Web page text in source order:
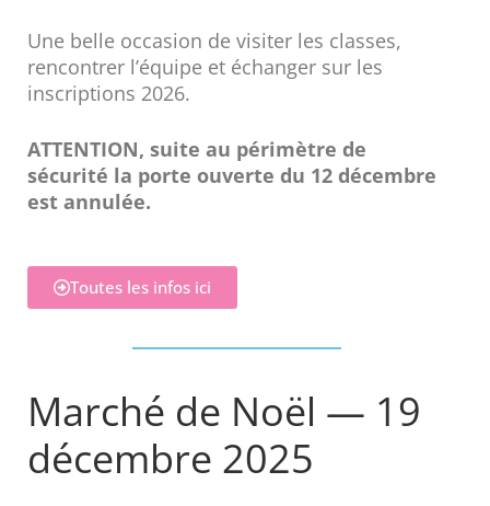
Une belle occasion de visiter les classes,
rencontrer l’équipe et échanger sur les
inscriptions 2026.
ATTENTION, suite au périmètre de
sécurité la porte ouverte du 12 décembre
est annulée.
Toutes les infos ici
Marché de Noël — 19
décembre 2025